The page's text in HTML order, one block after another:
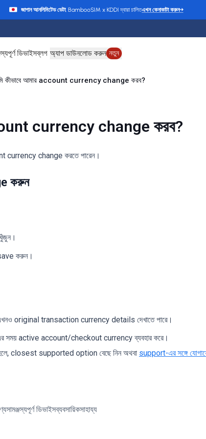
জাপান আনলিমিটেড ডেটা, BambooSIM x KDDI দ্বারা চালিতএখন কেনাকাটা করুন→
ডিভাইসব্লগ অ্যাপ ডাউনলোড করুন নতুন
কীভাবে আমার account currency change করব?
currency change করব?
change করতে পারেন।
করুন
করুন।
original transaction currency details দেখাতে পারে।
সময় active account/checkout currency ব্যবহার করে।
closest supported option বেছে নিন অথবা support-এর সঙ্গে
সামঞ্জস্যপূর্ণ ডিভাইসব্যবসায়িকসাহায্য